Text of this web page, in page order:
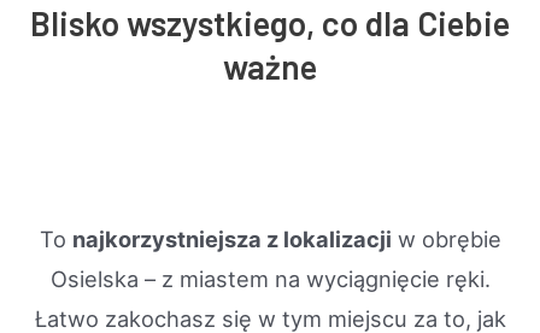
Blisko wszystkiego, co dla Ciebie
ważne
To najkorzystniejsza z lokalizacji w obrębie
Osielska – z miastem na wyciągnięcie ręki.
Łatwo zakochasz się w tym miejscu za to, jak